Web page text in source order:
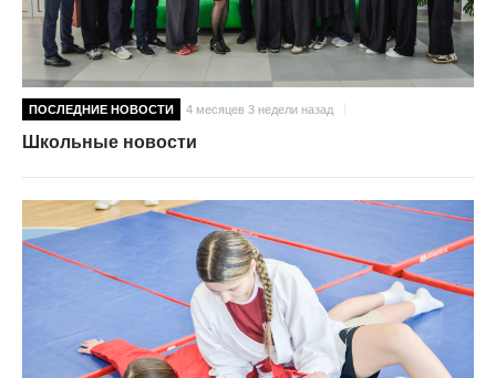
ПОСЛЕДНИЕ НОВОСТИ 4 месяцев 3 недели назад
Школьные новости